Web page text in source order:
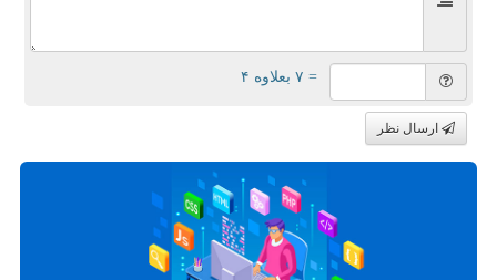
= ۷ بعلاوه ۴
ارسال نظر